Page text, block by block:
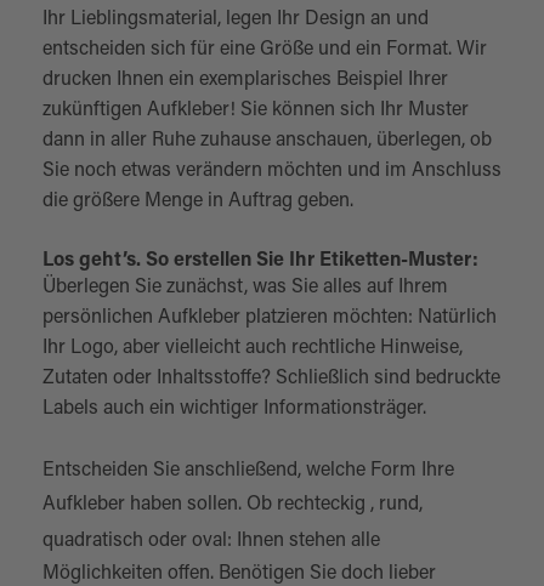
Ihr Lieblingsmaterial, legen Ihr Design an und
entscheiden sich für eine Größe und ein Format. Wir
drucken Ihnen ein exemplarisches Beispiel Ihrer
zukünftigen Aufkleber! Sie können sich Ihr Muster
dann in aller Ruhe zuhause anschauen, überlegen, ob
Sie noch etwas verändern möchten und im Anschluss
die größere Menge in Auftrag geben.
Los geht’s. So erstellen Sie Ihr Etiketten-Muster:
Überlegen Sie zunächst, was Sie alles auf Ihrem
persönlichen Aufkleber platzieren möchten: Natürlich
Ihr Logo, aber vielleicht auch rechtliche Hinweise,
Zutaten oder Inhaltsstoffe? Schließlich sind bedruckte
Labels auch ein wichtiger Informationsträger.
Entscheiden Sie anschließend, welche Form Ihre
Aufkleber haben sollen. Ob rechteckig , rund,
quadratisch oder oval : Ihnen stehen alle
Möglichkeiten offen. Benötigen Sie doch lieber